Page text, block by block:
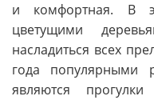
и комфортная. В
цветущими
насладиться всех
года популярными
являются